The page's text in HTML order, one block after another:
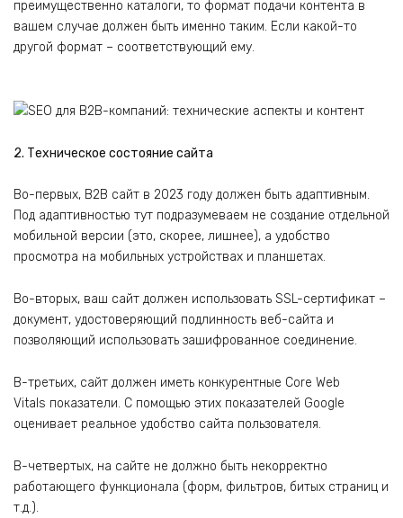
преимущественно каталоги, то формат подачи контента в
вашем случае должен быть именно таким. Если какой-то
другой формат – соответствующий ему.
2. Техническое состояние сайта
Во-первых, B2B сайт в 2023 году должен быть адаптивным.
Под адаптивностью тут подразумеваем не создание отдельной
мобильной версии (это, скорее, лишнее), а удобство
просмотра на мобильных устройствах и планшетах.
Во-вторых, ваш сайт должен использовать SSL-сертификат –
документ, удостоверяющий подлинность веб-сайта и
позволяющий использовать зашифрованное соединение.
В-третьих, сайт должен иметь конкурентные Corе Web
Vitals показатели. С помощью этих показателей Google
оценивает реальное удобство сайта пользователя.
В-четвертых, на сайте не должно быть некорректно
работающего функционала (форм, фильтров, битых страниц и
т.д.).